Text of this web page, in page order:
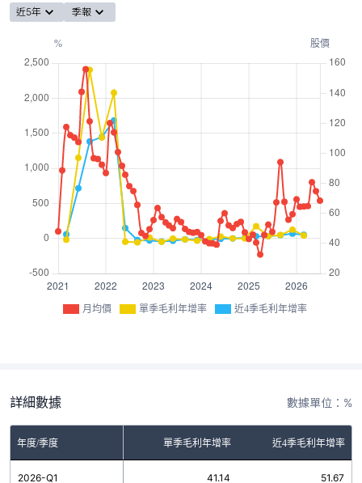
近5年 季報
月均價 單季毛利年增率 近4季毛利年增率
詳細數據 數據單位：%
年度/季度 單季毛利年增率 近4季毛利年增率
2026-Q1 41.14 51.67